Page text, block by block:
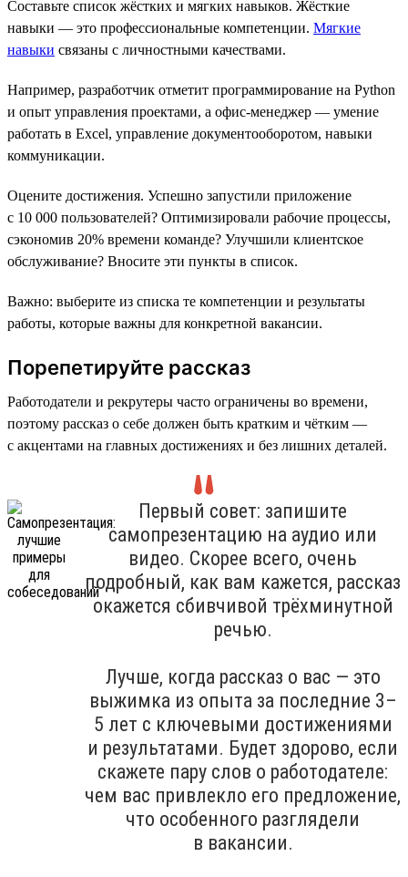
Составьте список жёстких и мягких навыков. Жёсткие
навыки — это профессиональные компетенции. Мягкие
навыки связаны с личностными качествами.
Например, разработчик отметит программирование на Python
и опыт управления проектами, а офис-менеджер — умение
работать в Excel, управление документооборотом, навыки
коммуникации.
Оцените достижения. Успешно запустили приложение
с 10 000 пользователей? Оптимизировали рабочие процессы,
сэкономив 20% времени команде? Улучшили клиентское
обслуживание? Вносите эти пункты в список.
Важно: выберите из списка те компетенции и результаты
работы, которые важны для конкретной вакансии.
Порепетируйте рассказ
Работодатели и рекрутеры часто ограничены во времени,
поэтому рассказ о себе должен быть кратким и чётким —
с акцентами на главных достижениях и без лишних деталей.
Первый совет: запишите
самопрезентацию на аудио или
видео. Скорее всего, очень
подробный, как вам кажется, рассказ
окажется сбивчивой трёхминутной
речью.
Лучше, когда рассказ о вас — это
выжимка из опыта за последние 3–
5 лет с ключевыми достижениями
и результатами. Будет здорово, если
скажете пару слов о работодателе:
чем вас привлекло его предложение,
что особенного разглядели
в вакансии.